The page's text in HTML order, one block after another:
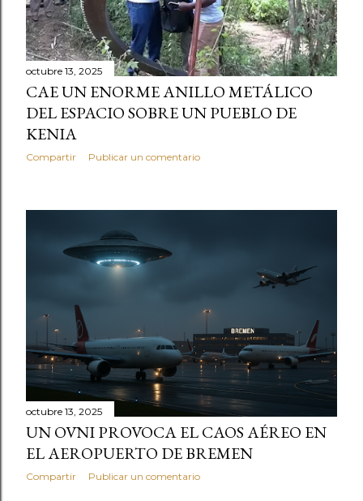
octubre 13, 2025
CAE UN ENORME ANILLO METÁLICO
DEL ESPACIO SOBRE UN PUEBLO DE
KENIA
Compartir Publicar un comentario
octubre 13, 2025
UN OVNI PROVOCA EL CAOS AÉREO EN
EL AEROPUERTO DE BREMEN
Compartir Publicar un comentario